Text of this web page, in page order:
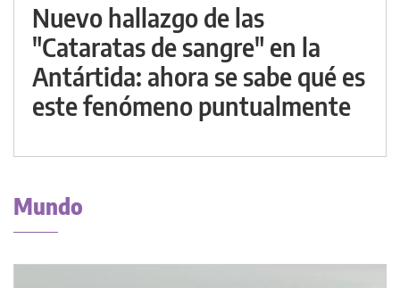
Nuevo hallazgo de las
"Cataratas de sangre" en la
Antártida: ahora se sabe qué es
este fenómeno puntualmente
Mundo